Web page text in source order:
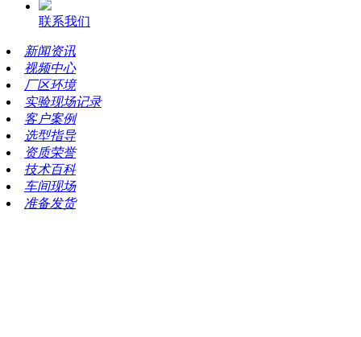
联系我们
新闻资讯
视频中心
厂区环境
实验现场记录
客户案例
选型指导
资质荣誉
技术百科
车间现场
准备发货